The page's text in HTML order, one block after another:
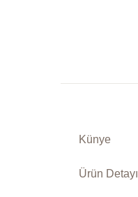
Bize Ulaşın
Künye
Ürün Detayı